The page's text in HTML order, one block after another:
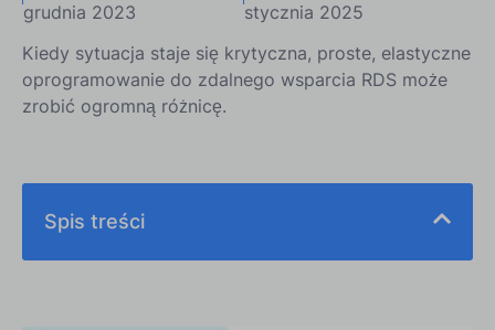
grudnia 2023
stycznia 2025
Kiedy sytuacja staje się krytyczna, proste, elastyczne
oprogramowanie do zdalnego wsparcia RDS może
zrobić ogromną różnicę.
Spis treści